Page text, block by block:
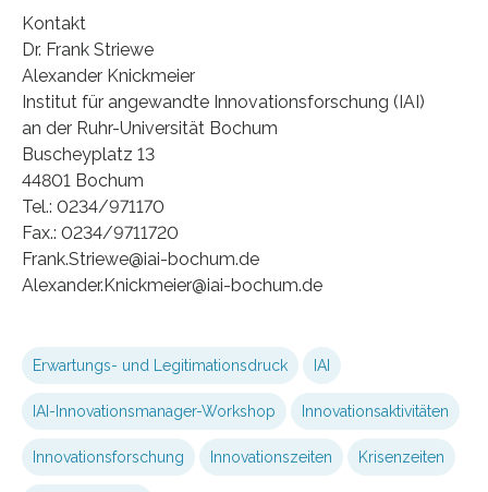
Kontakt
Dr. Frank Striewe
Alexander Knickmeier
Institut für angewandte Innovationsforschung (IAI)
an der Ruhr-Universität Bochum
Buscheyplatz 13
44801 Bochum
Tel.: 0234/971170
Fax.: 0234/9711720
Frank.Striewe@iai-bochum.de
Alexander.Knickmeier@iai-bochum.de
Erwartungs- und Legitimationsdruck IAI
IAI-Innovationsmanager-Workshop Innovationsaktivitäten
Innovationsforschung Innovationszeiten Krisenzeiten